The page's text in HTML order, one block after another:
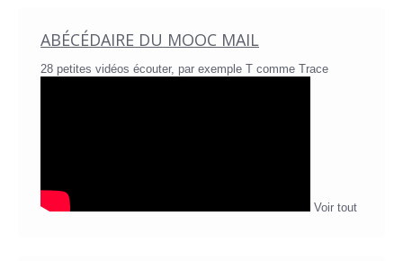
ABÉCÉDAIRE DU MOOC MAIL
28 petites vidéos écouter, par exemple T comme Trace
Voir tout